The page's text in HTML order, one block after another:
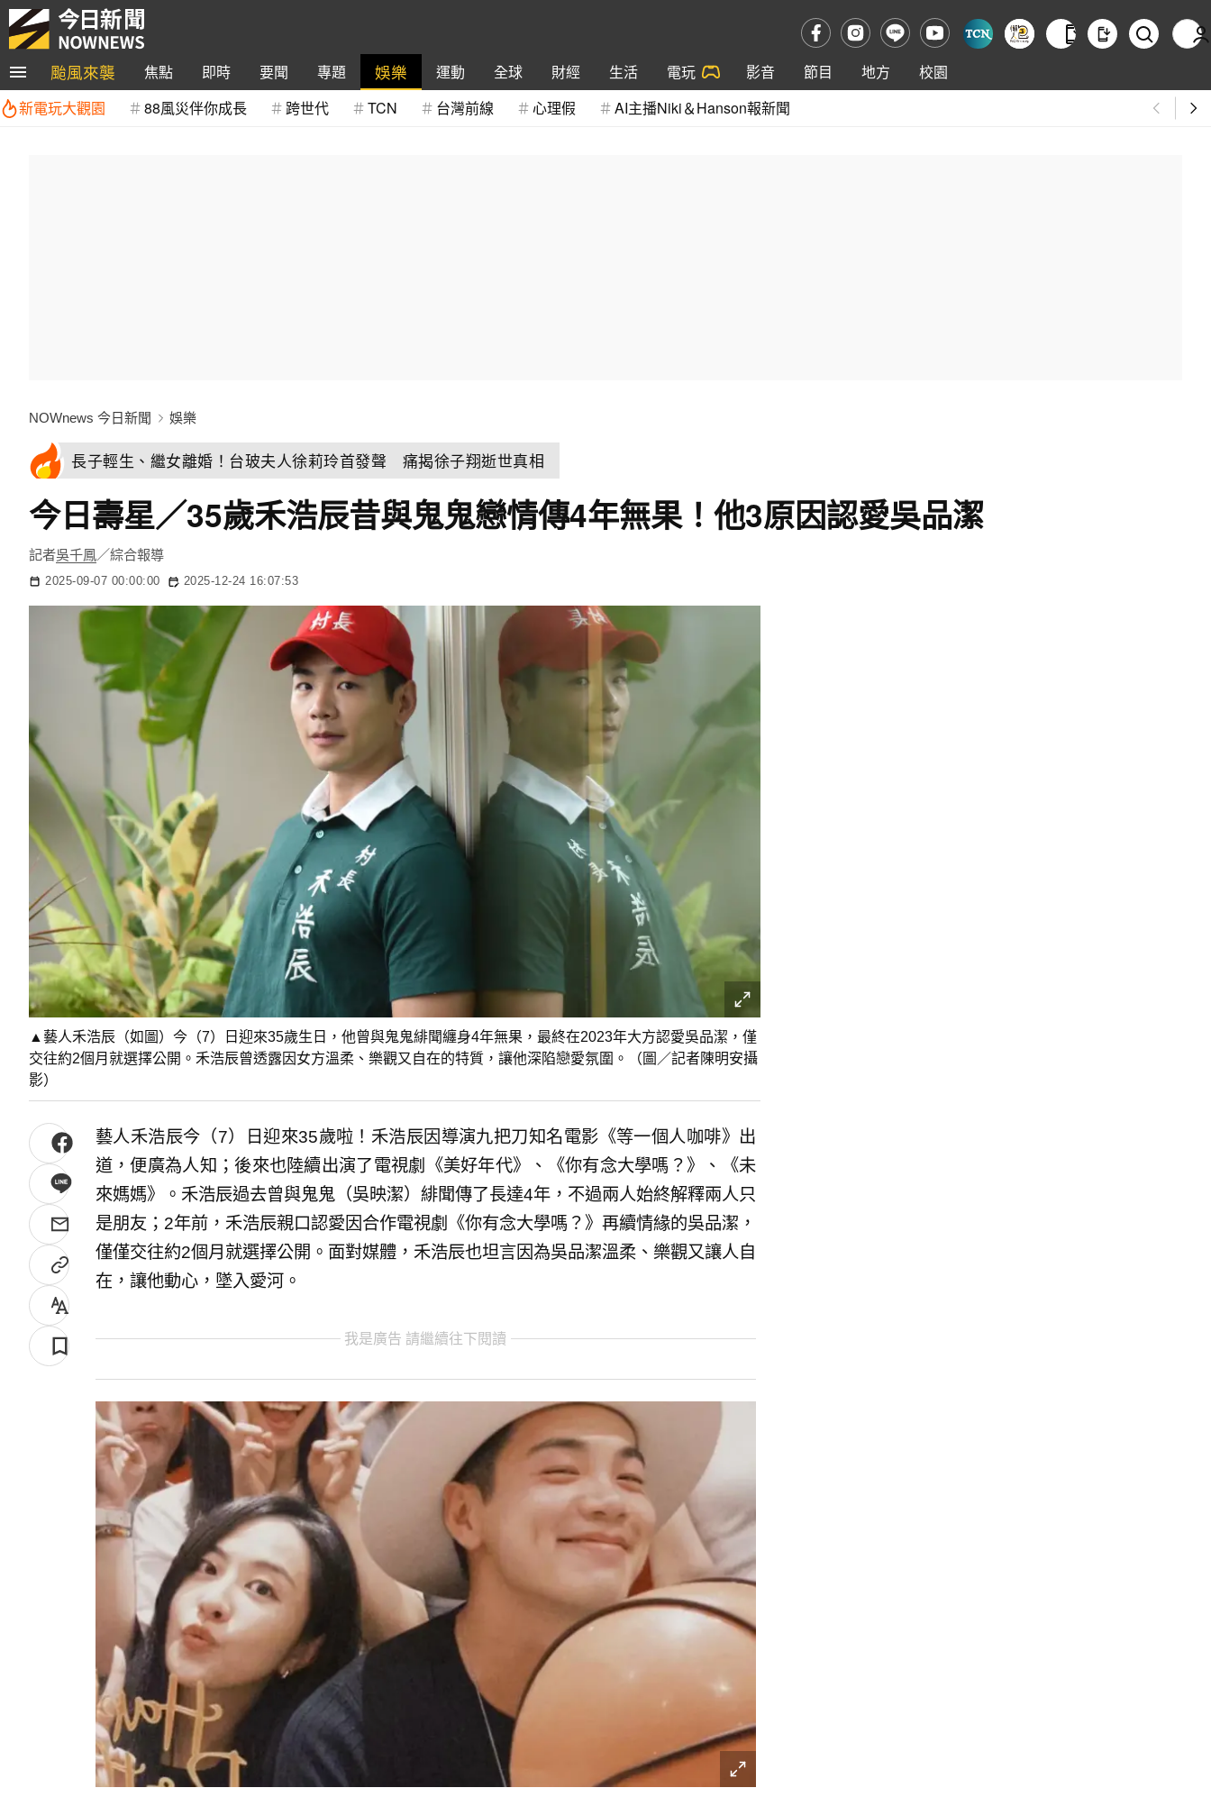
颱風來襲 焦點 即時 要聞 專題 娛樂 運動 全球 財經 生活 電玩 影音 節目 地方
校園
新電玩大觀園
88風災伴你成長 跨世代 TCN 台灣前線 心理假 AI主播Niki＆Hanson報新聞
NOWnews 今日新聞 娛樂
長子輕生、繼女離婚！台玻夫人徐莉玲首發聲 痛揭徐子翔逝世真相
今日壽星／35歲禾浩辰昔與鬼鬼戀情傳4年無果！他3原因認愛吳品潔
記者吳千鳳／綜合報導
2025-09-07 00:00:00 2025-12-24 16:07:53
▲藝人禾浩辰（如圖）今（7）日迎來35歲生日，他曾與鬼鬼緋聞纏身4年無果，最終在2023年大方認愛吳品潔，僅
交往約2個月就選擇公開。禾浩辰曾透露因女方溫柔、樂觀又自在的特質，讓他深陷戀愛氛圍。（圖／記者陳明安攝
影）
藝人禾浩辰今（7）日迎來35歲啦！禾浩辰因導演九把刀知名電影《等一個人咖啡》出
道，便廣為人知；後來也陸續出演了電視劇《美好年代》、《你有念大學嗎？》、《未
來媽媽》。禾浩辰過去曾與鬼鬼（吳映潔）緋聞傳了長達4年，不過兩人始終解釋兩人只
是朋友；2年前，禾浩辰親口認愛因合作電視劇《你有念大學嗎？》再續情緣的吳品潔，
僅僅交往約2個月就選擇公開。面對媒體，禾浩辰也坦言因為吳品潔溫柔、樂觀又讓人自
在，讓他動心，墜入愛河。
我是廣告 請繼續往下閱讀